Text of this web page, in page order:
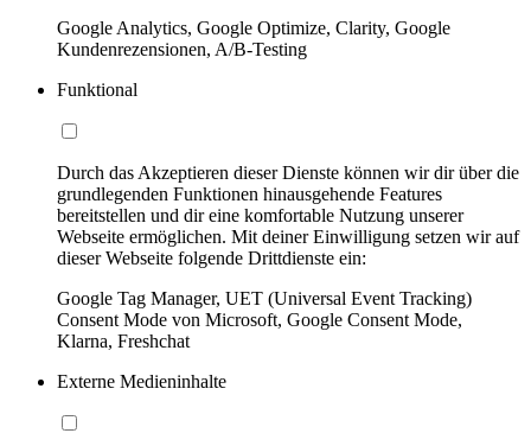
Google Analytics, Google Optimize, Clarity, Google
Kundenrezensionen, A/B-Testing
Funktional
Durch das Akzeptieren dieser Dienste können wir dir über die
grundlegenden Funktionen hinausgehende Features
bereitstellen und dir eine komfortable Nutzung unserer
Webseite ermöglichen. Mit deiner Einwilligung setzen wir auf
dieser Webseite folgende Drittdienste ein:
Google Tag Manager, UET (Universal Event Tracking)
Consent Mode von Microsoft, Google Consent Mode,
Klarna, Freshchat
Externe Medieninhalte